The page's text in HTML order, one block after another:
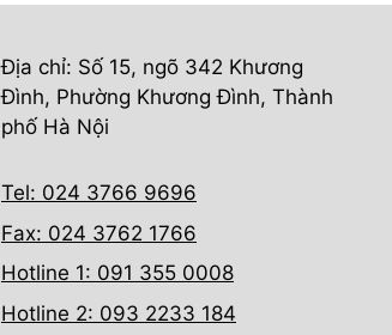
Địa chỉ: Số 15, ngõ 342 Khương
Đình, Phường Khương Đình, Thành
phố Hà Nội
Tel: 024 3766 9696
Fax: 024 3762 1766
Hotline 1: 091 355 0008
Hotline 2: 093 2233 184